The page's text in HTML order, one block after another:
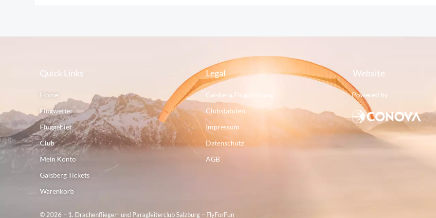
Quick Links
Home
Flugwetter
Fluggebiet
Club
Mein Konto
Gaisberg Tickets
Warenkorb
Legal
Gaisberg Flugordnung
Clubstatuten
Impressum
Datenschutz
AGB
Website
Powered by
© 2026 – 1. Drachenflieger- und Paragleiterclub Salzburg – FlyForFun